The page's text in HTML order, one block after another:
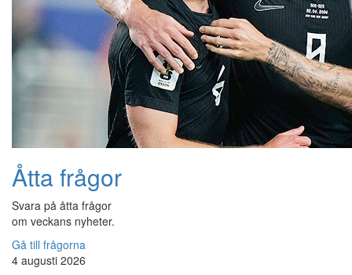
Åtta frågor
Svara på åtta frågor
om veckans nyheter.
Gå till frågorna
4 augusti 2026